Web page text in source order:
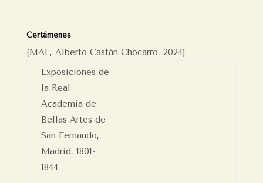
Certámenes
(MAE, Alberto Castán Chocarro, 2024)
Exposiciones de
la Real
Academia de
Bellas Artes de
San Fernando,
Madrid, 1801-
1844.